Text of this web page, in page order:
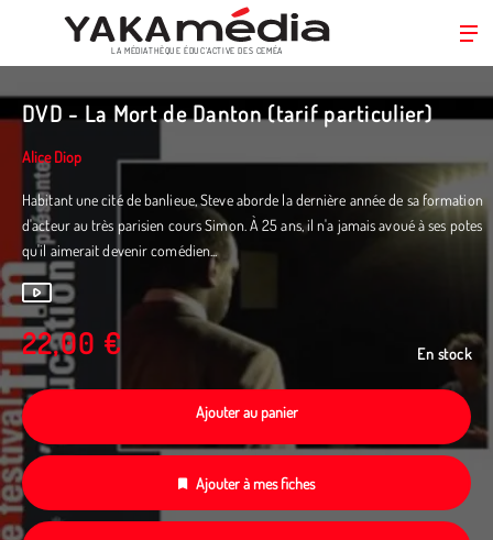
principal
LA MÉDIATHÈQUE ÉDUC’ACTIVE DES CEMÉA
DVD - La Mort de Danton (tarif particulier)
Alice Diop
Habitant une cité de banlieue, Steve aborde la dernière année de sa formation
d'acteur au très parisien cours Simon. À 25 ans, il n'a jamais avoué à ses potes
qu'il aimerait devenir comédien...
22,00 € En stock
Ajouter au panier
Ajouter à mes fiches